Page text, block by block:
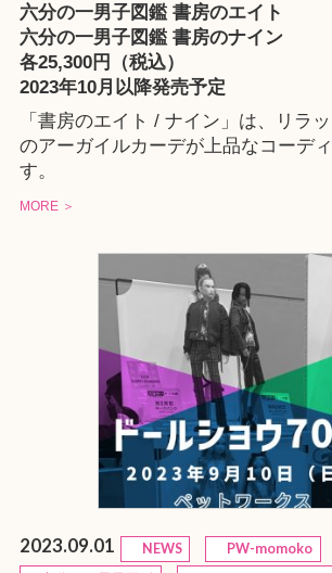
六分の一男子図鑑 書房のエイト
六分の一男子図鑑 書房のナイン
各25,300円（税込）
2023年10月以降発売予定
「書房のエイト / ナイン」は、リラ
のアーガイルカーデが上品なコーデ
す。
MORE ＞
2023.09.01 NEWS PW-momoko